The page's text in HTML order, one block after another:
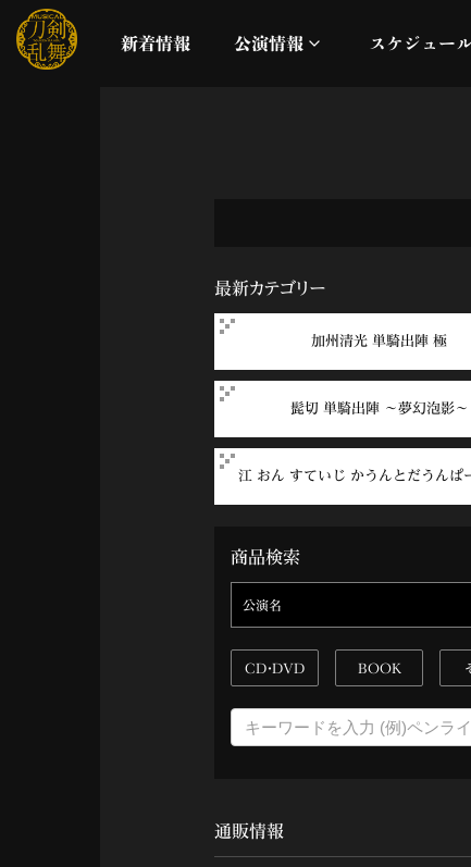
新着情報 公演情報
配信
ライブビューイング
スケジュー
最新カテゴリー
加州清光 単騎出陣 極
髭切 単騎出陣 ～夢幻泡影～
江 おん すていじ かうんとだうんぱ
商品検索
公演名
CD・DVD BOOK
通販情報